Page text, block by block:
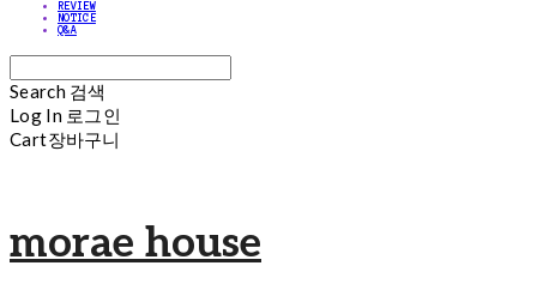
REVIEW
NOTICE
Q&A
Search 검색
Log In 로그인
Cart장바구니
morae house